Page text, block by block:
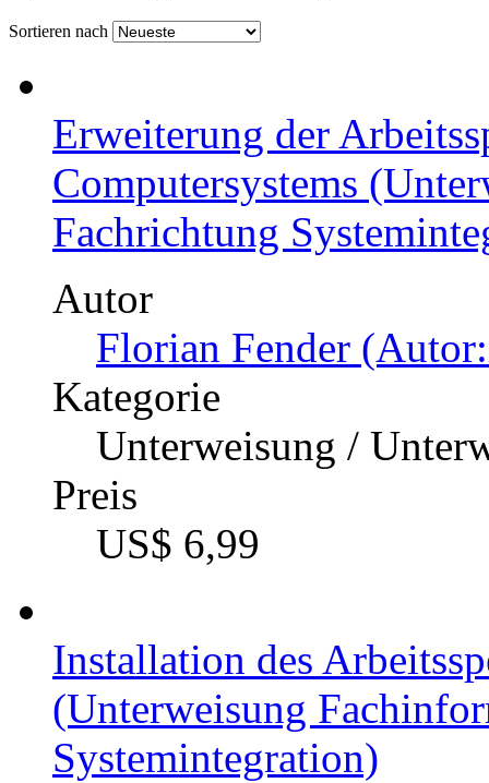
Sortieren nach
Erweiterung der
Computersystems
Fachrichtung
Autor
Florian Fender
Kategorie
Unterweisung /
Preis
US$ 6,99
Installation des
(Unterweisung
Systemintegration)